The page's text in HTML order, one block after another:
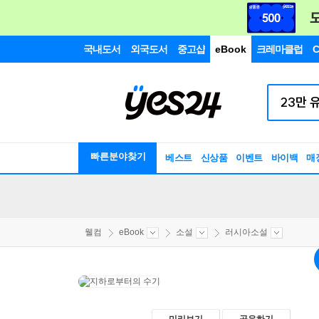
국내도서 외국도서 중고샵 eBook 크레마클럽
빠른분야찾기 베스트 신상품 이벤트 바이백 매
웰컴 eBook 소설 러시아소설